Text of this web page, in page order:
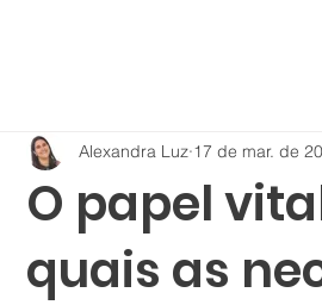
O papel
quais as
Alexandra Luz 17 de mar. de